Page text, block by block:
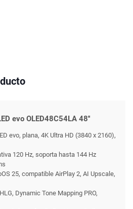
evo OLED48C54LA 48''
evo, plana, 4K Ultra HD (3840 x 2160),
120 Hz, soporta hasta 144 Hz
25, compatible AirPlay 2, AI Upscale,
Dynamic Tone Mapping PRO,